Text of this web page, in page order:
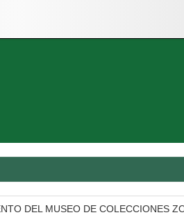
DEL MUSEO DE COLECCIONES